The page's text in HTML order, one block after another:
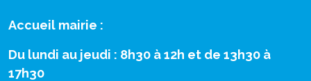
Accueil mairie :
Du lundi au jeudi : 8h30 à 12h et de 13h30 à
17h30